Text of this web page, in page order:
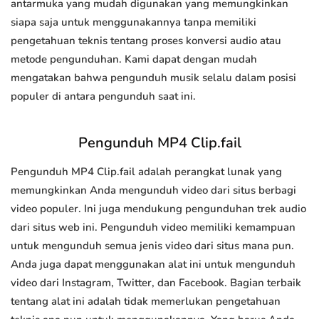
antarmuka yang mudah digunakan yang memungkinkan
siapa saja untuk menggunakannya tanpa memiliki
pengetahuan teknis tentang proses konversi audio atau
metode pengunduhan. Kami dapat dengan mudah
mengatakan bahwa pengunduh musik selalu dalam posisi
populer di antara pengunduh saat ini.
Pengunduh MP4 Clip.fail
Pengunduh MP4 Clip.fail adalah perangkat lunak yang
memungkinkan Anda mengunduh video dari situs berbagi
video populer. Ini juga mendukung pengunduhan trek audio
dari situs web ini. Pengunduh video memiliki kemampuan
untuk mengunduh semua jenis video dari situs mana pun.
Anda juga dapat menggunakan alat ini untuk mengunduh
video dari Instagram, Twitter, dan Facebook. Bagian terbaik
tentang alat ini adalah tidak memerlukan pengetahuan